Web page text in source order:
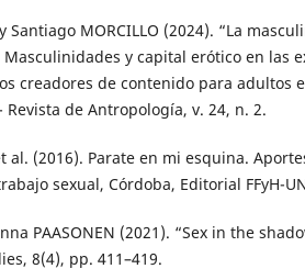
Santiago MORCILLO (2024). “La
y capital erótico en las
creadores de contenido para adultos
Revista de Antropología, v. 24, n. 2.
al. (2016). Parate en mi esquina.
sexual, Córdoba, Editorial FFyH-
PAASONEN (2021). “Sex in the
8(4), pp. 411–419.